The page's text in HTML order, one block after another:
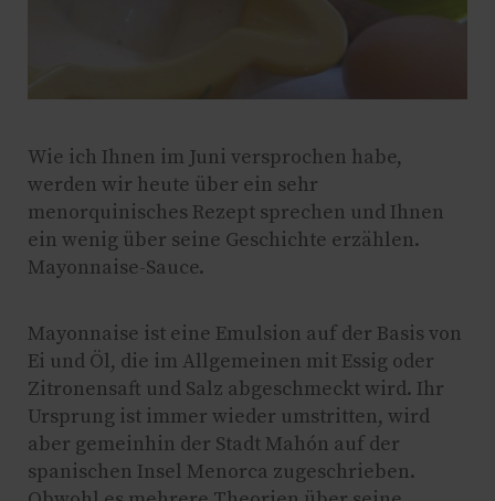
Wie ich Ihnen im Juni versprochen habe,
werden wir heute über ein sehr
menorquinisches Rezept sprechen und Ihnen
ein wenig über seine Geschichte erzählen.
Mayonnaise-Sauce.
Mayonnaise ist eine Emulsion auf der Basis von
Ei und Öl, die im Allgemeinen mit Essig oder
Zitronensaft und Salz abgeschmeckt wird. Ihr
Ursprung ist immer wieder umstritten, wird
aber gemeinhin der Stadt Mahón auf der
spanischen Insel Menorca zugeschrieben.